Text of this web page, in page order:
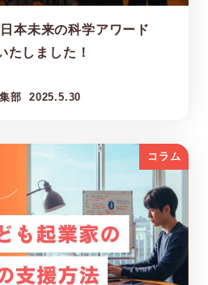
本未来の科学アワード
たしました！
部 2025.5.30
コラム